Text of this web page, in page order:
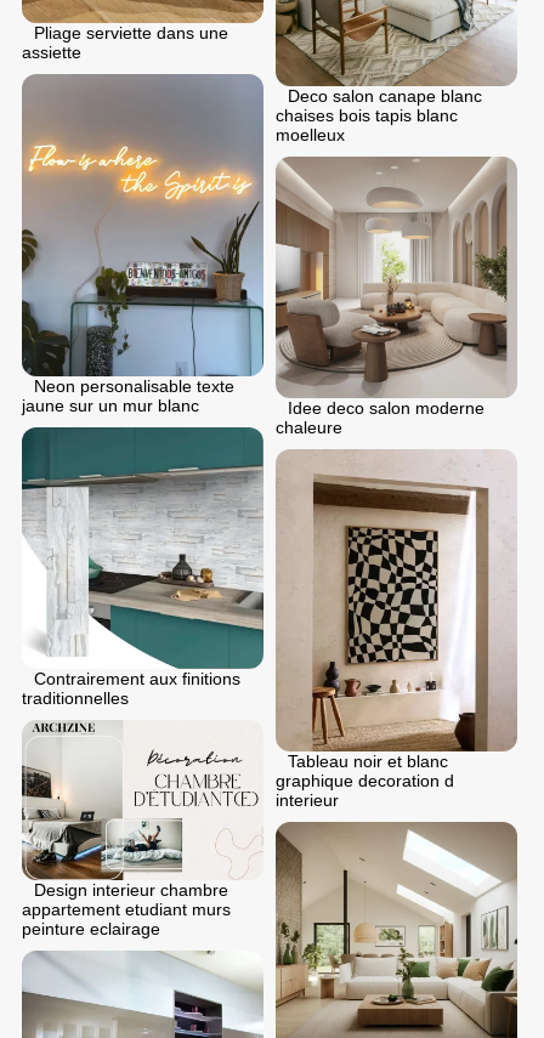
Pliage serviette dans une
assiette
Deco salon canape blanc
chaises bois tapis blanc
moelleux
Neon personalisable texte
jaune sur un mur blanc
Idee deco salon moderne
chaleure
Contrairement aux finitions
traditionnelles
Tableau noir et blanc
graphique decoration d
interieur
Design interieur chambre
appartement etudiant murs
peinture eclairage